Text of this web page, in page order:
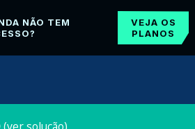
NÃO TEM
VEJA OS
PLANOS